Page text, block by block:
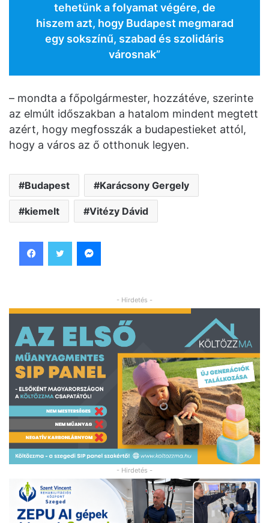
tehetünk a folyamat végére, de
hiszem azt, hogy Budapest megmarad
egy sokszínű, szabad és szolidáris
városnak”
– mondta a főpolgármester, hozzátéve, szerinte
az elmúlt időszakban a hatalom mindent megtett
azért, hogy megfosszák a budapestieket attól,
hogy a város az ő otthonuk legyen.
Budapest Karácsony Gergely
kiemelt Vitézy Dávid
- Hirdetés -
- Hirdetés -